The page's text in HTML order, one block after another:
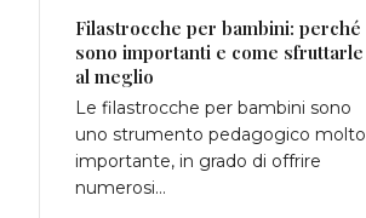
Filastrocche per bambini: perché
sono importanti e come sfruttarle
al meglio
Le filastrocche per bambini sono
uno strumento pedagogico molto
importante, in grado di offrire
numerosi…